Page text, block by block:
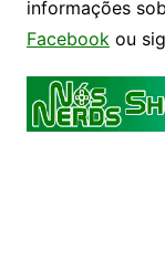
informações
Facebook ou